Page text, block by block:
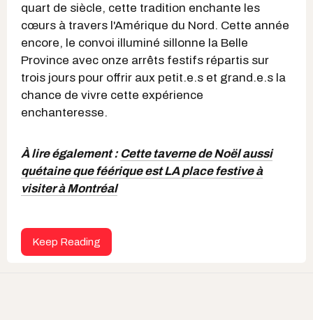
quart de siècle, cette tradition enchante les
cœurs à travers l'Amérique du Nord. Cette année
encore, le convoi illuminé sillonne la Belle
Province avec onze arrêts festifs répartis sur
trois jours pour offrir aux petit.e.s et grand.e.s la
chance de vivre cette expérience
enchanteresse.
À lire également : Cette taverne de Noël aussi
quétaine que féérique est LA place festive à
visiter à Montréal
Keep Reading